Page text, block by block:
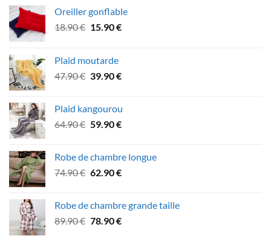
Oreiller gonflable
18.90€ Le
était :
18.90 €.
15.90€Le
15.90 €.
Plaid moutarde
47.90€ Le
était :
47.90 €.
39.90€Le
est :
39.90 €.
Plaid kangourou
64.90€ Le
était :
64.90 €.
59.90€Le
est :
59.90 €.
Robe de chambre longue
74.90€ Le
était :
74.90 €.
62.90€Le
est :
62.90 €.
Robe de chambre grande taille
89.90€ Le
78.90€Le